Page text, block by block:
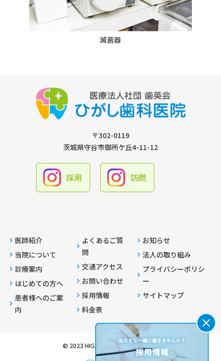
滅菌器
〒302-0119
茨城県守谷市御所ケ丘4-11-12
採用 訪問
医師紹介
当院について
診療案内
はじめての方へ
患者様へのご案
内
よくあるご質
問
交通アクセス
お問い合わせ
採用情報
料金表
お知らせ
法人の取り組み
プライバシーポリシ
ー
サイトマップ
© 2023 HIGASHI DENTAL CLINIQUE